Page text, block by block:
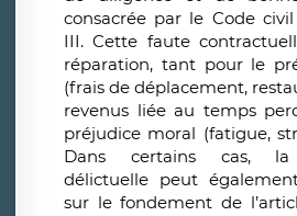
consacrée par le Code
III. Cette faute
réparation, tant pour le
(frais de déplacement,
revenus liée au temps
préjudice moral (fatigue,
Dans certains cas, la
délictuelle peut
sur le fondement de